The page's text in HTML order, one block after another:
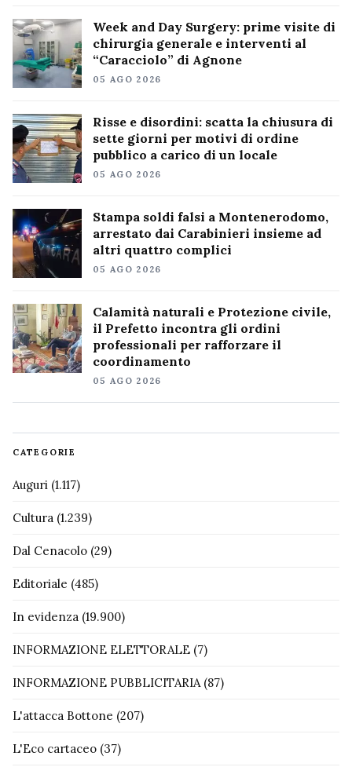
Week and Day Surgery: prime visite di
chirurgia generale e interventi al
“Caracciolo” di Agnone
05 AGO 2026
Risse e disordini: scatta la chiusura di
sette giorni per motivi di ordine
pubblico a carico di un locale
05 AGO 2026
Stampa soldi falsi a Montenerodomo,
arrestato dai Carabinieri insieme ad
altri quattro complici
05 AGO 2026
Calamità naturali e Protezione civile,
il Prefetto incontra gli ordini
professionali per rafforzare il
coordinamento
05 AGO 2026
CATEGORIE
Auguri (1.117)
Cultura (1.239)
Dal Cenacolo (29)
Editoriale (485)
In evidenza (19.900)
INFORMAZIONE ELETTORALE (7)
INFORMAZIONE PUBBLICITARIA(87)
L'attacca Bottone (207)
L'Eco cartaceo (37)